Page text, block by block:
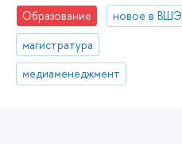
Образование
новое в ВШЭ
магистратура
медиаменеджмент